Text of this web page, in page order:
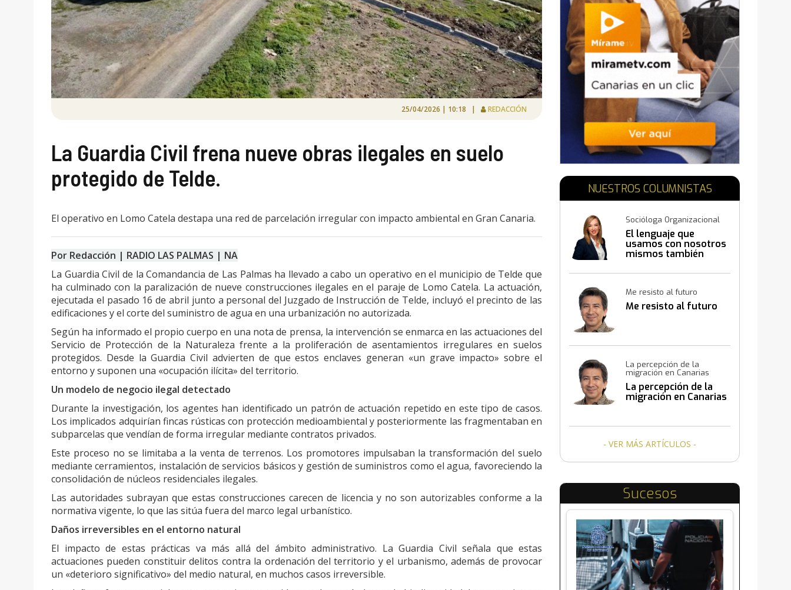
25/04/2026 | 10:18 | REDACCIÓN
La Guardia Civil frena nueve obras ilegales en suelo
protegido de Telde.
El operativo en Lomo Catela destapa una red de parcelación irregular con impacto ambiental en Gran Canaria.
Por Redacción | RADIO LAS PALMAS | NA
La Guardia Civil de la Comandancia de Las Palmas ha llevado a cabo un operativo en el municipio de Telde que
ha culminado con la paralización de nueve construcciones ilegales en el paraje de Lomo Catela. La actuación,
ejecutada el pasado 16 de abril junto a personal del Juzgado de Instrucción de Telde, incluyó el precinto de las
edificaciones y el corte del suministro de agua en una urbanización no autorizada.
Según ha informado el propio cuerpo en una nota de prensa, la intervención se enmarca en las actuaciones del
Servicio de Protección de la Naturaleza frente a la proliferación de asentamientos irregulares en suelos
protegidos. Desde la Guardia Civil advierten de que estos enclaves generan «un grave impacto» sobre el
entorno y suponen una «ocupación ilícita» del territorio.
Un modelo de negocio ilegal detectado
Durante la investigación, los agentes han identificado un patrón de actuación repetido en este tipo de casos.
Los implicados adquirían fincas rústicas con protección medioambiental y posteriormente las fragmentaban en
subparcelas que vendían de forma irregular mediante contratos privados.
Este proceso no se limitaba a la venta de terrenos. Los promotores impulsaban la transformación del suelo
mediante cerramientos, instalación de servicios básicos y gestión de suministros como el agua, favoreciendo la
consolidación de núcleos residenciales ilegales.
Las autoridades subrayan que estas construcciones carecen de licencia y no son autorizables conforme a la
normativa vigente, lo que las sitúa fuera del marco legal urbanístico.
Daños irreversibles en el entorno natural
El impacto de estas prácticas va más allá del ámbito administrativo. La Guardia Civil señala que estas
actuaciones pueden constituir delitos contra la ordenación del territorio y el urbanismo, además de provocar
un «deterioro significativo» del medio natural, en muchos casos irreversible.
NUESTROS COLUMNISTAS
Socióloga Organizacional
El lenguaje que
usamos con nosotros
mismos también
Me resisto al futuro
Me resisto al futuro
La percepción de la
migración en Canarias
La percepción de la
migración en Canarias
- VER MÁS ARTÍCULOS -
Sucesos